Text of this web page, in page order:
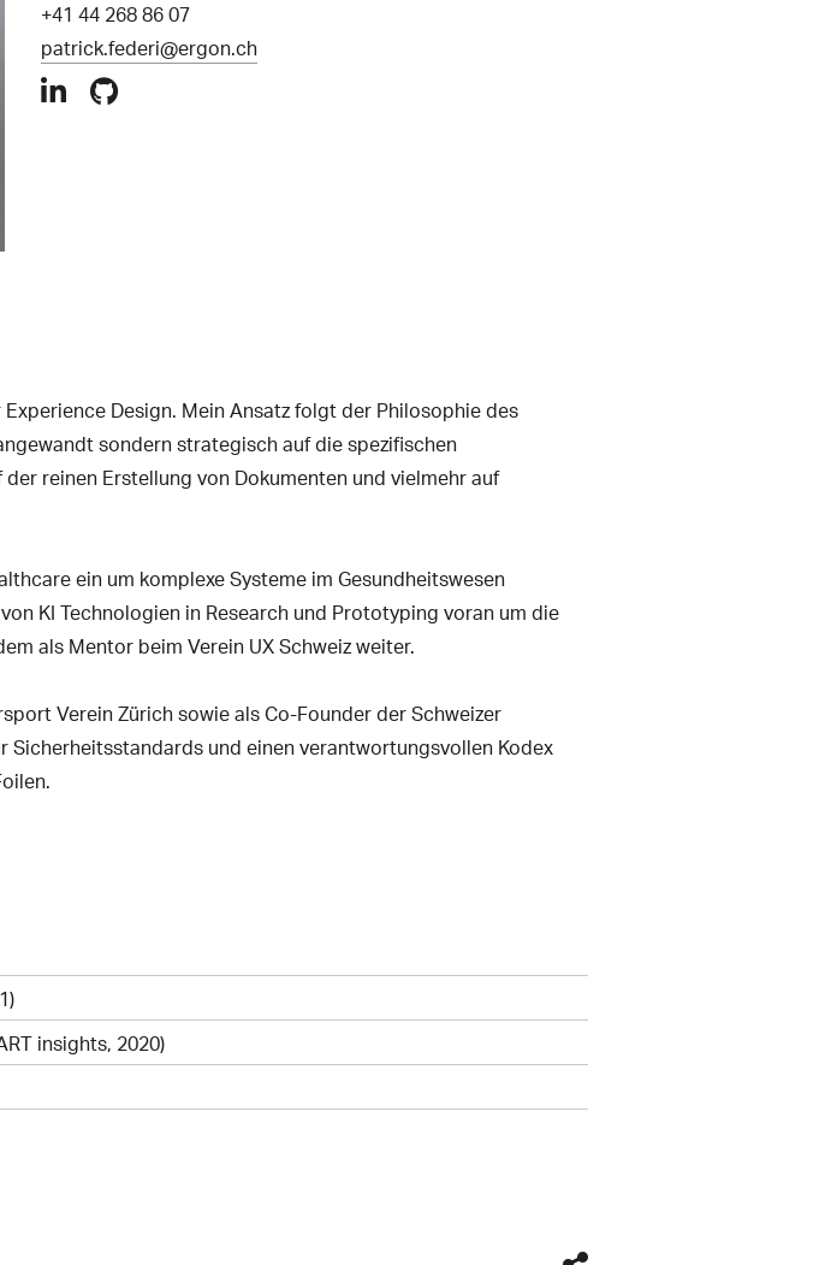
+41 44 268 86 07
patrick.federi@ergon.ch
Design. Mein Ansatz folgt der Philosophie des
sondern strategisch auf die spezifischen
reinen Erstellung von Dokumenten und vielmehr auf
ein um komplexe Systeme im Gesundheitswesen
KI Technologien in Research und Prototyping voran um die
als Mentor beim Verein UX Schweiz weiter.
Verein Zürich sowie als Co-Founder der Schweizer
und einen verantwortungsvollen Kodex
insights, 2020)